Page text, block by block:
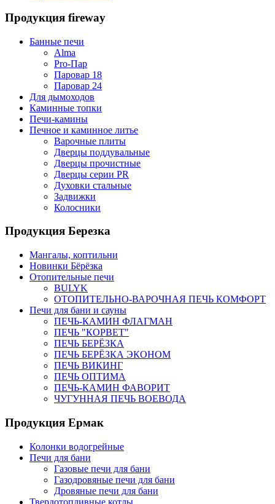
Продукция fireway
Банные печи
Alma
Pro-Пар
Паровар 18
Паровар 24
Для дымоходов
Каминные топки
Печи-камины
Печное и каминное литье
Варочные плиты
Дверцы поддувальные
Дверцы прочистные
Дверцы серии PR
Духовки стальные
Задвижки
Колосники
Продукция Березка
Мангалы, коптильни
Новинки Бёрёзка
Отопительные печи
BULYK
ОТОПИТЕЛЬНО-ВАРОЧНАЯ ПЕЧЬ КОМФОРТ
Печи для бани и сауны
ПЕЧЬ-КАМИН ФЛАГМАН
ПЕЧЬ "КОРВЕТ"
ПЕЧЬ БЕРЁЗКА
ПЕЧЬ БЕРЁЗКА ЭКОНОМ
ПЕЧЬ ВИКИНГ
ПЕЧЬ ОПТИМА
ПЕЧЬ-КАМИН ФАВОРИТ
ЧУГУННАЯ ПЕЧЬ ВОЕВОДА
Продукция Ермак
Колонки водогрейные
Печи для бани
Газовые печи для бани
Газодровяные печи для бани
Дровяные печи для бани
Твердотопливные котлы